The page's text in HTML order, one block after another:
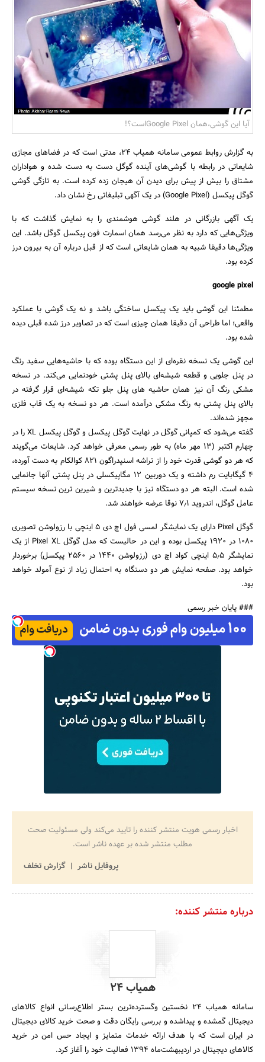
بانک، بیمه و سرمایه
مسکن و ساختمان
جستجو
آیا این گوشی،همان Google Pixelاست؟!
به گزارش روابط عمومی سامانه همیاب 24، مدتی است که در فضاهای مجازی
شایعاتی در رابطه با گوشی‌های آینده گوگل دست به دست شده و هواداران
مشتاق را بیش از پیش برای دیدن آن هیجان زده کرده است. به تازگی گوشی
گوگل پیکسل (Google Pixel) در یک آگهی تبلیغاتی رخ نشان داد.
یک آگهی بازرگانی در هلند گوشی هوشمندی را به نمایش گذاشت که با
ویژگی‌هایی که دارد به نظر می‌رسد همان اسمارت فون پیکسل گوگل باشد. این
ویژگی‌ها دقیقا شبیه به همان شایعاتی است که از قبل درباره آن به بیرون درز
کرده بود.
google pixel
مطمئنا این گوشی باید یک پیکسل ساختگی باشد و نه یک گوشی با عملکرد
واقعی؛ اما طراحی آن دقیقا همان چیزی است که در تصاویر درز شده قبلی دیده
شده بود.
این گوشی یک نسخه نقره‌ای از این دستگاه بوده که با حاشیه‌هایی سفید رنگ
در پنل جلویی و قطعه شیشه‌ای بالای پنل پشتی خودنمایی می‌کند. در نسخه
مشکی رنگ آن نیز همان حاشیه های پنل جلو تکه شیشه‌ای قرار گرفته در
بالای پنل پشتی به رنگ مشکی درآمده است. هر دو نسخه به یک قاب فلزی
مجهز شده‌اند.
گفته می‌شود که کمپانی گوگل در نهایت گوگل پیکسل و گوگل پیکسل XL را در
چهارم اکتبر (13 مهر ماه) به طور رسمی معرفی خواهد کرد. شایعات می‌گویند
که هر دو گوشی قدرت خود را از تراشه اسنپدراگون 821 کوالکام به دست آورده،
4 گیگابایت رم داشته و یک دوربین 12 مگاپیکسلی در پنل پشتی آنها جانمایی
شده است. البته هر دو دستگاه نیز با جدیدترین و شیرین ترین نسخه سیستم
عامل گوگل، اندروید 7٫1 نوقا عرضه خواهند شد.
گوگل Pixel دارای یک نمایشگر لمسی فول اچ دی 5 اینچی با رزولوشن تصویری
1080 در 1920 پیکسل بوده و این در حالیست که مدل گوگل Pixel XL از یک
نمایشگر 5٫5 اینچی کواد اچ دی (رزولوشن 1440 در 2560 پیکسل) برخوردار
خواهد بود. صفحه نمایش هر دو دستگاه به احتمال زیاد از نوع آمولد خواهد
بود.
### پایان خبر رسمی
اخبار رسمی هویت منتشر کننده را تایید می‌کند ولی مسئولیت صحت
مطلب منتشر شده بر عهده ناشر است.
پروفایل ناشر
گزارش تخلف
درباره منتشر کننده:
همیاب 24
سامانه همیاب 24 نخستین وگسترده‌ترین بستر اطلاع‌رسانی انواع کالاهای
دیجیتال گمشده و پیداشده و بررسی رایگان دقت و صحت خرید کالای دیجیتال
در ایران است که با هدف ارائه خدمات متمایز و ایجاد حس امن در خرید
کالاهای دیجیتال در اردیبهشت‌ماه 1394 فعالیت خود را آغاز کرد.